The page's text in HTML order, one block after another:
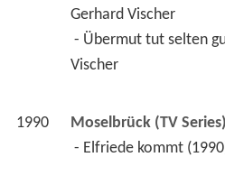
Gerhard Vischer
Vischer
1990
Moselbrück (TV Series)
- Elfriede kommt